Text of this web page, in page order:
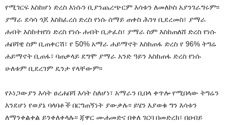
የሚገርፍ እስከሆነ ድረስ እነሱን ቢያንጨረጭርም እሳቱን ለመለኮስ አያንገራግሩም፡፡
ያማራ ደሳሳ ጎጆ እስከፈረሰ ድረስ የነሱ ሰማይ ጠቀስ ሕንፃ ቢደረመስ፣ ያማራ
ሐብት እስከተዘገነ ድረስ የነሱ ሐብት ቢታፈስ፣ ያማራ ስም እስከጠለሸ ድረስ የነሱ
ሐበሻዊ ስም ቢጠቀርሽ፣ የ 50% አማራ ሐይማኖት እስከጠፋ ድረስ የ 96% ትግሬ
ሐይማኖት ቢጠፋ፣ ባጠቃላይ ደግሞ ያማራ አንድ ዓይን እስከጠፋ ድረስ የነሱ
ሁለቱም ቢደረገም ዴንታ የላቸውም፡፡
የኦነጋውያን እሳት ፀረሐበሻ እሳት ስለሆነ፣ አማራን ቢበላ ቀጥሎ የሚበላው ትግሬን
እንደሆነ የወያኔ ባላባቶች በርግጠኝነት ያውቃሉ፡፡ ይሄን እያወቁ ግን እሳቱን
ለማንቀልቀል ይንቀለቀላሉ፡፡ ጃዋር ሙሐመድና በቀለ ገርባ በመድረክ፣ በዐብይ